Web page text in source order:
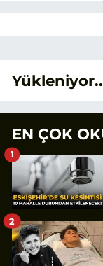
EN ÇOK
1
2